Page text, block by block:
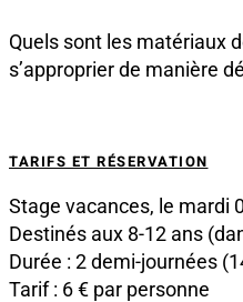
Quels sont les matériaux
s’approprier de manière
TARIFS ET RÉSERVATION
Stage vacances, le mardi
Destinés aux 8-12 ans
Durée : 2 demi-journées
Tarif : 6 € par personne